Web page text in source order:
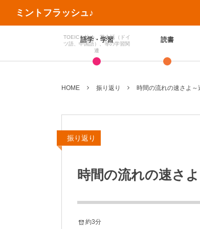
ミントフラッシュ♪
語学・学習
TOEICを始め、英会話（ドイ
ツ語、中国語）、等の学習関
連
読書
HOME 振り返り 時間の流れの速さよ～
振り返り
時間の流れの速さ
約3分